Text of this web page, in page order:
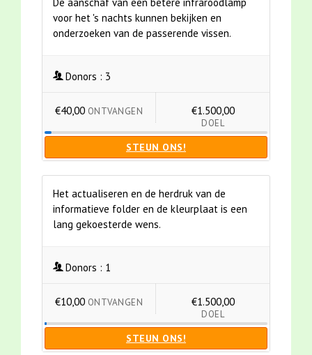
De aanschaf van een betere infraroodlamp
voor het 's nachts kunnen bekijken en
onderzoeken van de passerende vissen.
Donors : 3
€40,00 ONTVANGEN €1.500,00
DOEL
STEUN ONS!
Het actualiseren en de herdruk van de
informatieve folder en de kleurplaat is een
lang gekoesterde wens.
Donors : 1
€10,00 ONTVANGEN €1.500,00
DOEL
STEUN ONS!